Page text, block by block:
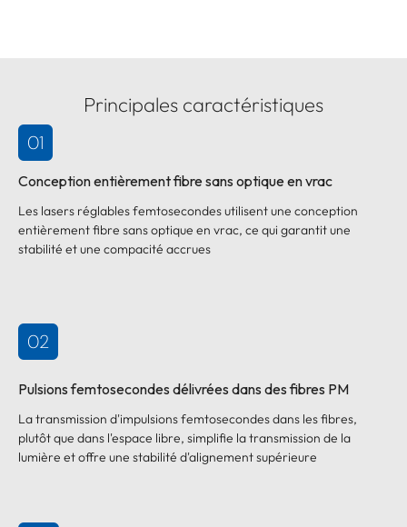
Principales caractéristiques
01
Conception entièrement fibre sans optique en vrac
Les lasers réglables femtosecondes utilisent une conception
entièrement fibre sans optique en vrac, ce qui garantit une
stabilité et une compacité accrues
02
Pulsions femtosecondes délivrées dans des fibres PM
La transmission d'impulsions femtosecondes dans les fibres,
plutôt que dans l'espace libre, simplifie la transmission de la
lumière et offre une stabilité d'alignement supérieure